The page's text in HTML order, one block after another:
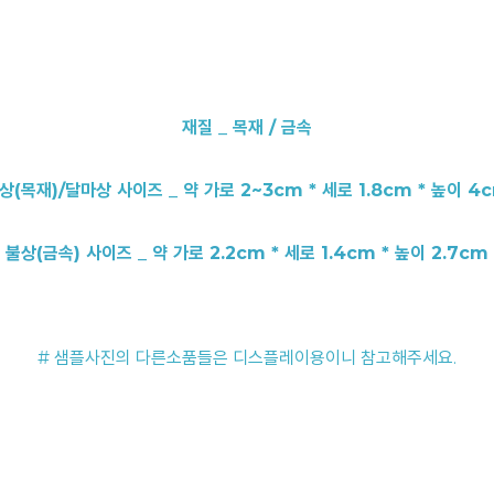
재질 _ 목재 / 금속
(목재)/달마상 사이즈 _ 약 가로 2~3cm * 세로 1.8cm * 높이
불상(금속) 사이즈 _ 약 가로 2.2cm * 세로 1.4cm * 높이 2.7cm
# 샘플사진의 다른소품들은 디스플레이용이니 참고해주세요.